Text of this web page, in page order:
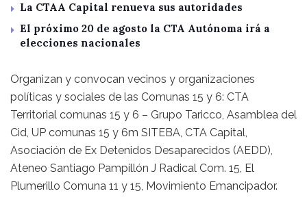
La CTAA Capital renueva sus autoridades
El próximo 20 de agosto la CTA Autónoma irá a
elecciones nacionales
Organizan y convocan vecinos y organizaciones
políticas y sociales de las Comunas 15 y 6: CTA
Territorial comunas 15 y 6 – Grupo Taricco, Asamblea del
Cid, UP comunas 15 y 6m SITEBA, CTA Capital,
Asociación de Ex Detenidos Desaparecidos (AEDD),
Ateneo Santiago Pampillón J Radical Com. 15, El
Plumerillo Comuna 11 y 15, Movimiento Emancipador.